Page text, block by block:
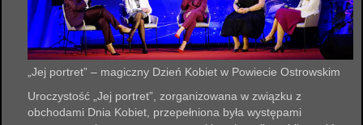
„Jej portret” – magiczny Dzień Kobiet w Powiecie Ostrowskim
Uroczystość „Jej portret”, zorganizowana w związku z
obchodami Dnia Kobiet, przepełniona była występami